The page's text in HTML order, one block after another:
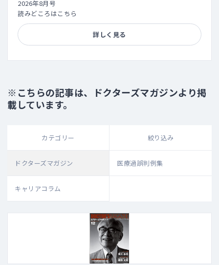
2026年8月号
読みどころはこちら
詳しく見る
※こちらの記事は、ドクターズマガジンより掲
載しています。
カテゴリー 絞り込み
ドクターズマガジン 医療過誤判例集
キャリアコラム